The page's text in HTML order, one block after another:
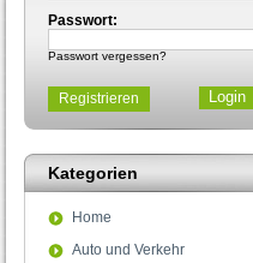
Passwort:
Passwort vergessen?
Registrieren
Kategorien
Home
Auto und Verkehr